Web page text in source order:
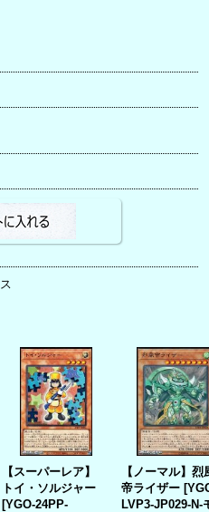
【スーパーレア】
トイ・ソルジャー
[YGO-24PP-
【ノーマル】烈
帝ライザー [
LVP3-JP029-N-